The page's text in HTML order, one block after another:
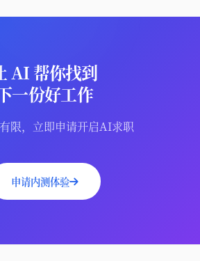
AI 帮你找到
一份好工作
限，立即申请开启AI求职
申请内测体验